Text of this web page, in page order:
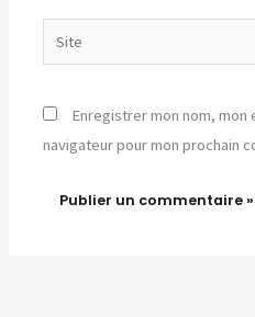
Site
Enregistrer mon nom, mon
navigateur pour mon prochain